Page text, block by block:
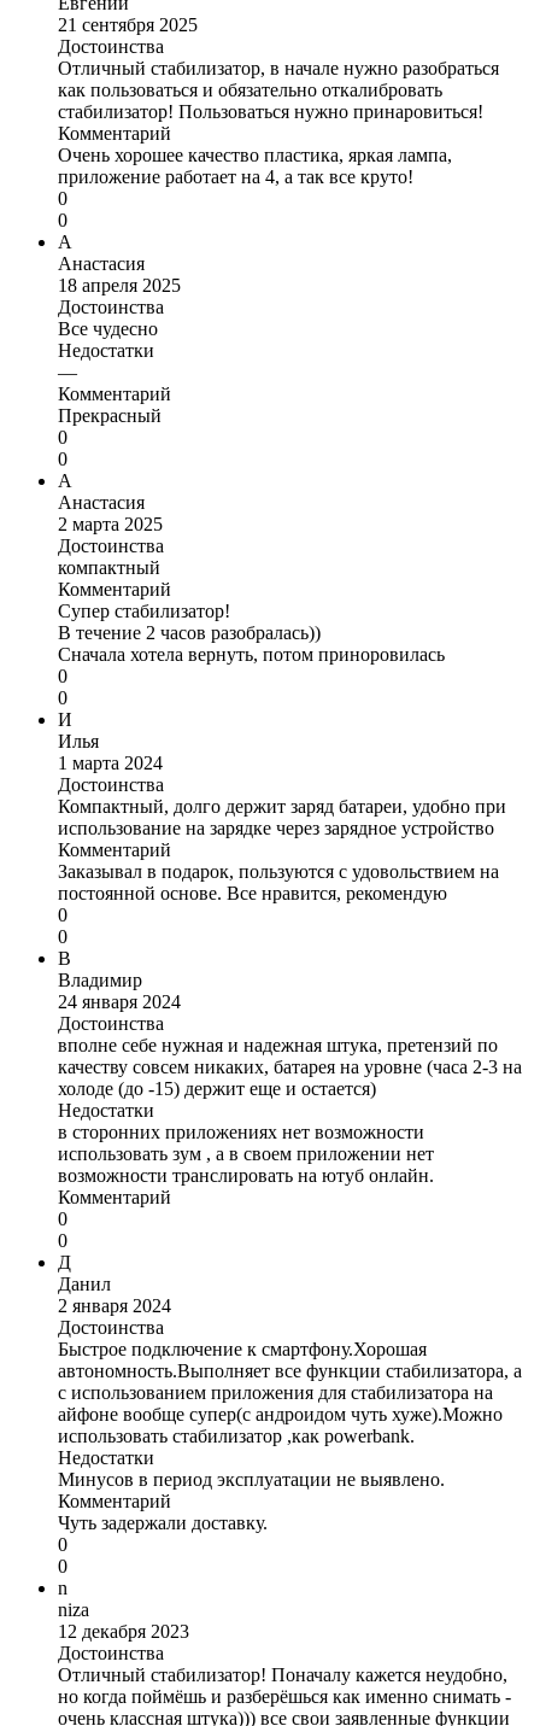
21 сентября 2025
Достоинства
Отличный стабилизатор, в начале нужно разобраться
как пользоваться и обязательно откалибровать
стабилизатор! Пользоваться нужно принаровиться!
Комментарий
Очень хорошее качество пластика, яркая лампа,
приложение работает на 4, а так все круто!
0
0
А
Анастасия
18 апреля 2025
Достоинства
Все чудесно
Недостатки
—
Комментарий
Прекрасный
0
0
А
Анастасия
2 марта 2025
Достоинства
компактный
Комментарий
Супер стабилизатор!
В течение 2 часов разобралась))
Сначала хотела вернуть, потом приноровилась
0
0
И
Илья
1 марта 2024
Достоинства
Компактный, долго держит заряд батареи, удобно при
использование на зарядке через зарядное устройство
Комментарий
Заказывал в подарок, пользуются с удовольствием на
постоянной основе. Все нравится, рекомендую
0
0
В
Владимир
24 января 2024
Достоинства
вполне себе нужная и надежная штука, претензий по
качеству совсем никаких, батарея на уровне (часа 2-3 на
холоде (до -15) держит еще и остается)
Недостатки
в сторонних приложениях нет возможности
использовать зум , а в своем приложении нет
возможности транслировать на ютуб онлайн.
Комментарий
0
0
Д
Данил
2 января 2024
Достоинства
Быстрое подключение к смартфону.Хорошая
автономность.Выполняет все функции стабилизатора, а
с использованием приложения для стабилизатора на
айфоне вообще супер(с андроидом чуть хуже).Можно
использовать стабилизатор ,как powerbank.
Недостатки
Минусов в период эксплуатации не выявлено.
Комментарий
Чуть задержали доставку.
0
0
n
niza
12 декабря 2023
Достоинства
Отличный стабилизатор! Поначалу кажется неудобно,
но когда поймёшь и разберёшься как именно снимать -
очень классная штука))) все свои заявленные функции